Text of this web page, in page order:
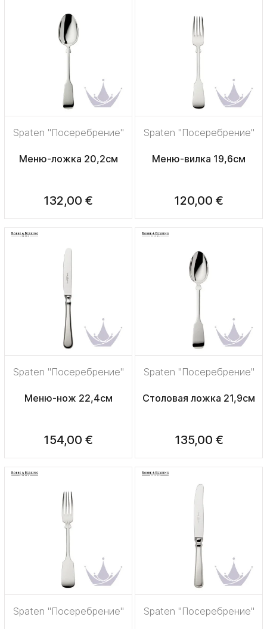
Spaten "Посеребрение"
Меню-ложка 20,2см
132,00 €
Spaten "Посеребрение"
Меню-вилка 19,6см
120,00 €
Spaten "Посеребрение"
Меню-нож 22,4см
154,00 €
Spaten "Посеребрение"
Столовая ложка 21,9см
135,00 €
Spaten "Посеребрение" Spaten "Посеребрение"